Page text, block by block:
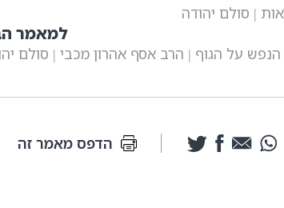
| סולם יהודה
למאמר
על הגוף | הרב אסף אהרון מכבי | סולם
הדפס מאמר זה